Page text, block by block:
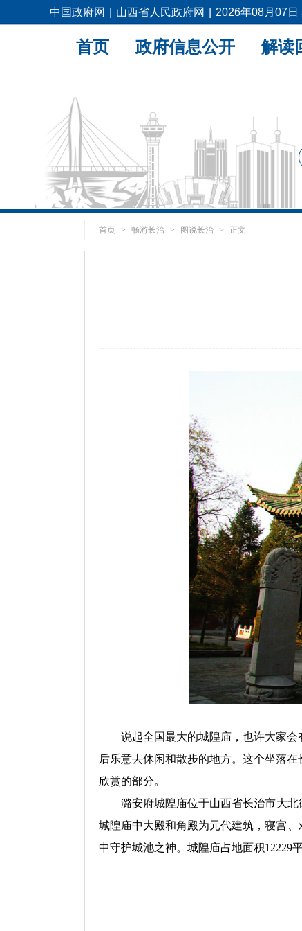
中国政府网 山西省人民政府网 2026年08月07日
首页 政府信息公开 解读
首页 > 畅游长治 > 图说长治 > 正文
说起全国最大的城隍庙，也许大家
后乐意去休闲和散步的地方。这个坐落
欣赏的部分。
潞安府城隍庙位于山西省长治市大北街
城隍庙中大殿和角殿为元代建筑，寝宫
中守护城池之神。城隍庙占地面积12229